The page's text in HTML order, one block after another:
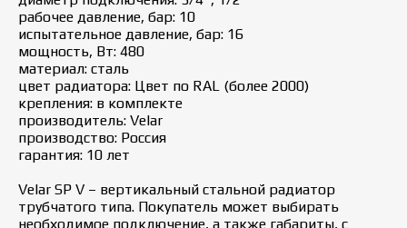
рабочее давление, бар: 10
испытательное давление, бар: 16
мощность, Вт: 480
материал: сталь
цвет радиатора: Цвет по RAL (более 2000)
крепления: в комплекте
производитель: Velar
производство: Россия
гарантия: 10 лет
Velar SP V – вертикальный стальной радиатор
трубчатого типа. Покупатель может выбирать
необходимое подключение, а также габариты, с